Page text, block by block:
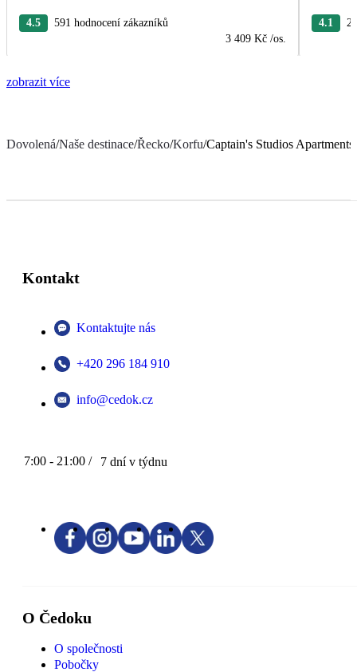
4.5
591 hodnocení zákazníků
3 409 Kč /os.
4.1
zobrazit více
Dovolená/Naše destinace/Řecko/Korfu/Captain's Studios Apartments
Kontakt
Kontaktujte nás
+420 296 184 910
info@cedok.cz
7:00 - 21:00 / 7 dní v týdnu
O Čedoku
O společnosti
Pobočky